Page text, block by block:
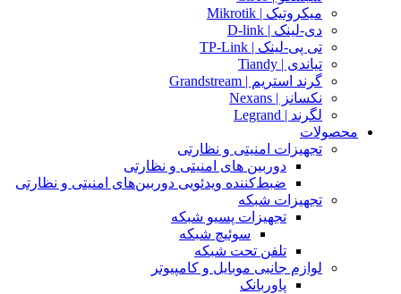
میکروتیک | Mikrotik
دی-لینک | D-link
تی پی-لینک | TP-Link
تیاندی | Tiandy
گرند استریم | Grandstream
نکسانز | Nexans
لگرند | Legrand
محصولات
تجهیزات امنیتی و نظارتی
دوربین های امنیتی و نظارتی
ضبط‌کننده ویدئویی دوربین‌های امنیتی و نظارتی
تجهیزات شبکه
تجهیزات پسیو شبکه
سوئیچ‌ شبکه
تلفن تحت شبکه
لوازم جانبی موبایل و کامپیوتر
پاوربانک